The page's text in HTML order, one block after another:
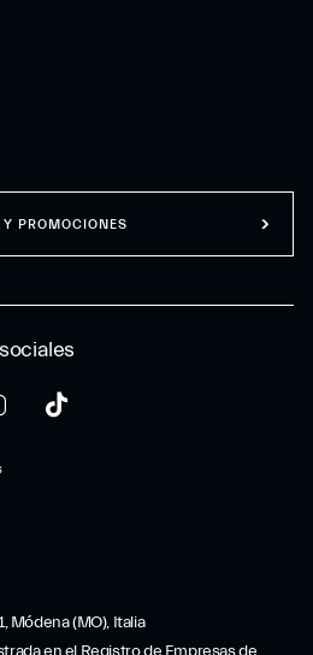
PROMOCIONES
Módena (MO), Italia